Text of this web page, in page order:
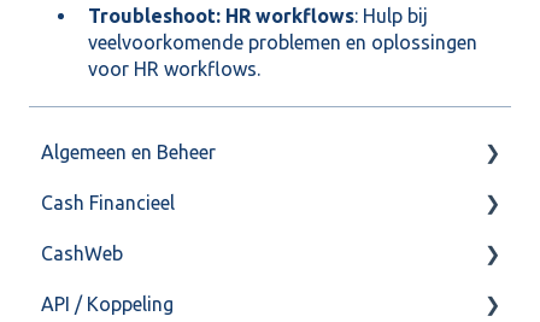
Troubleshoot: HR workflows: Hulp bij
veelvoorkomende problemen en oplossingen
voor HR workflows.
Algemeen en Beheer
Bank(koppeling)
Import/Export
Postbus
Cash Financieel
Boekhoud
Fiscaal
CashWeb
CashHero Layout
API / Koppeling